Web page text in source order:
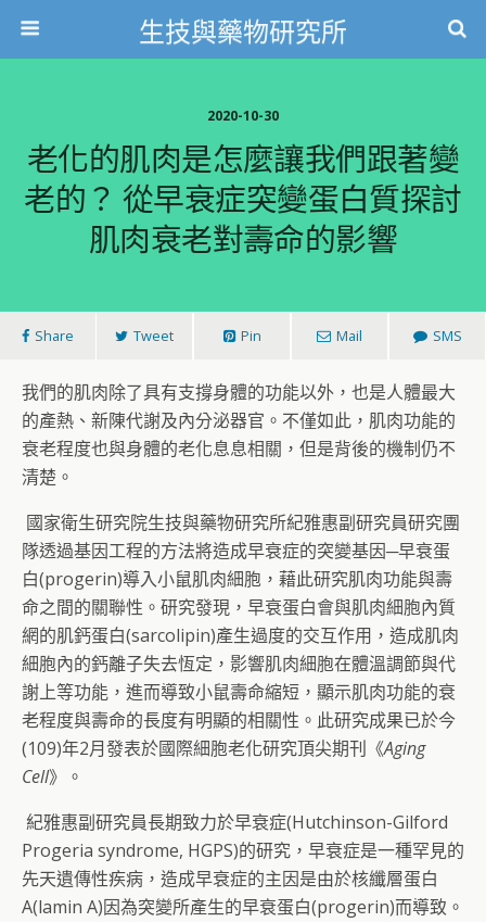
生技與藥物研究所
2020-10-30
老化的肌肉是怎麼讓我們跟著變
老的？ 從早衰症突變蛋白質探討
肌肉衰老對壽命的影響
Share Tweet Pin Mail SMS
我們的肌肉除了具有支撐身體的功能以外，也是人體最大
的產熱、新陳代謝及內分泌器官。不僅如此，肌肉功能的
衰老程度也與身體的老化息息相關，但是背後的機制仍不
清楚。
國家衛生研究院生技與藥物研究所紀雅惠副研究員研究團
隊透過基因工程的方法將造成早衰症的突變基因─早衰蛋
白(progerin)導入小鼠肌肉細胞，藉此研究肌肉功能與壽
命之間的關聯性。研究發現，早衰蛋白會與肌肉細胞內質
網的肌鈣蛋白(sarcolipin)產生過度的交互作用，造成肌肉
細胞內的鈣離子失去恆定，影響肌肉細胞在體溫調節與代
謝上等功能，進而導致小鼠壽命縮短，顯示肌肉功能的衰
老程度與壽命的長度有明顯的相關性。此研究成果已於今
(109)年2月發表於國際細胞老化研究頂尖期刊《Aging
Cell》。
紀雅惠副研究員長期致力於早衰症(Hutchinson-Gilford
Progeria syndrome, HGPS)的研究，早衰症是一種罕見的
先天遺傳性疾病，造成早衰症的主因是由於核纖層蛋白
A(lamin A)因為突變所產生的早衰蛋白(progerin)而導致。